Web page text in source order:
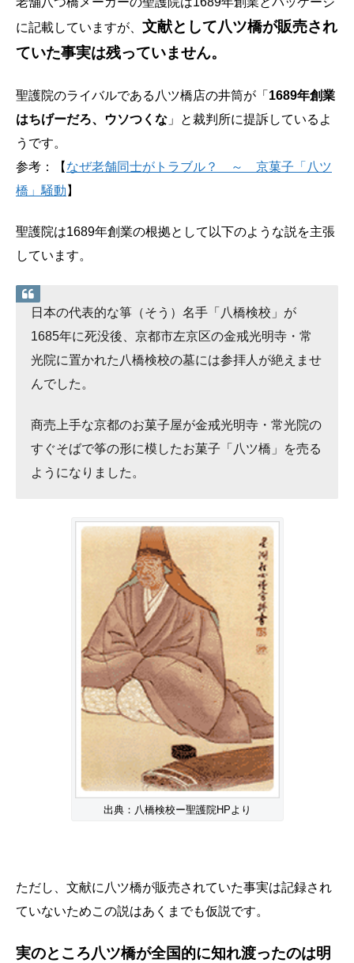
に記載していますが、 文献として八ツ橋が販売され
ていた事実は残っていません。
聖護院のライバルである八ツ橋店の井筒が「 1689年創業
はちげーだろ、ウソつくな 」と裁判所に提訴しているよ
うです。
参考：【 なぜ老舗同士がトラブル？ ～ 京菓子「八ツ
橋」騒動 】
聖護院は1689年創業の根拠として以下のような説を主張
しています。
日本の代表的な箏（そう）名手「八橋検校」が
1685年に死没後、京都市左京区の金戒光明寺・常
光院に置かれた八橋検校の墓には参拝人が絶えませ
んでした。
商売上手な京都のお菓子屋が金戒光明寺・常光院の
すぐそばで筝の形に模したお菓子「八ツ橋」を売る
ようになりました。
出典：八橋検校ー聖護院HPより
ただし、文献に八ツ橋が販売されていた事実は記録され
ていないためこの説はあくまでも仮説です。
実のところ八ツ橋が全国的に知れ渡ったのは明